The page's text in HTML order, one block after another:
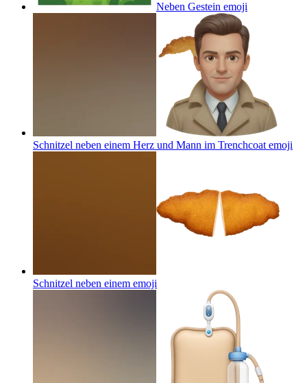
Neben Gestein emoji
Schnitzel neben einem Herz und Mann im Trenchcoat emoji
Schnitzel neben einem emoji